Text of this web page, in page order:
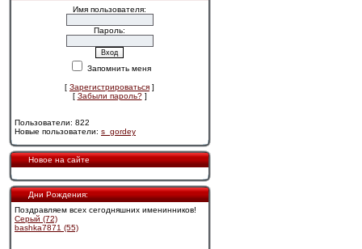
Имя пользователя:
Пароль:
Запомнить меня
[ Зарегистрироваться ]
[ Забыли пароль?]
Пользователи: 822
Новые пользователи: s_gordey
Новое на сайте
Дни Рождения:
Поздравляем всех сегодняшних именинников!
Cерый (72)
bashka7871 (55)